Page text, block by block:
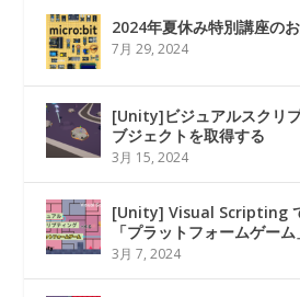
2024年夏休み特別講座の
7月 29, 2024
[Unity]ビジュアルスクリ
ブジェクトを取得する
3月 15, 2024
[Unity] Visual Scripting
「プラットフォームゲーム
3月 7, 2024